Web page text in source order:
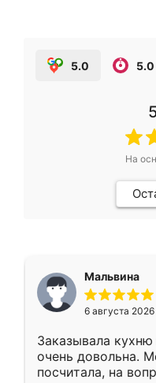
5.0 5.0
На
Мальвина
6 августа 2026
Заказывала кухню
очень довольна.
посчитала, на